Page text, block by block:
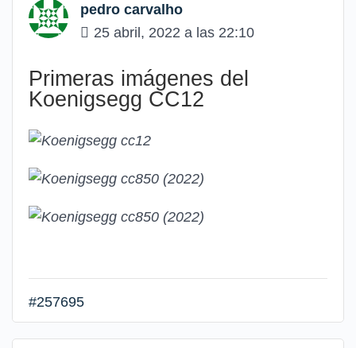
pedro carvalho
25 abril, 2022 a las 22:10
Primeras imágenes del
Koenigsegg CC12
#257695